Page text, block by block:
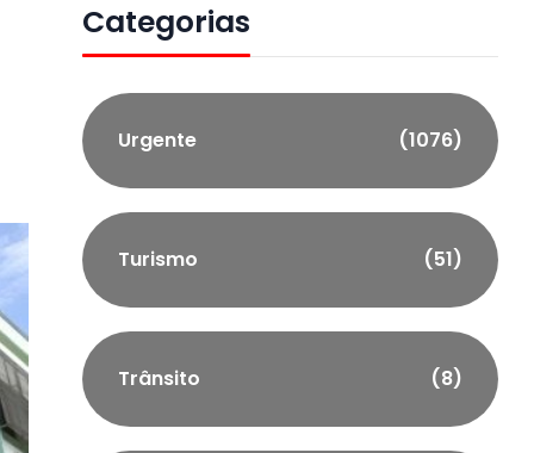
Categorias
Urgente (1076)
Turismo (51)
Trânsito (8)